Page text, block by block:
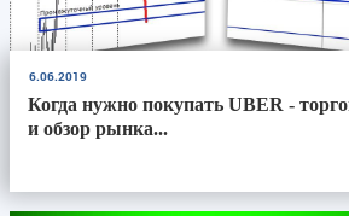
6.06.2019
Когда нужно покупать UBER -
и обзор рынка...